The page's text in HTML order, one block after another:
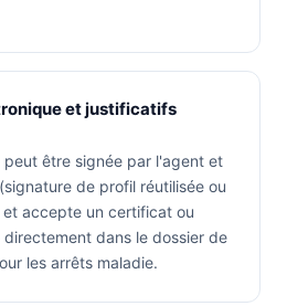
et justificatifs
peut être signée par l'agent et
de profil réutilisée ou
accepte un certificat ou
dans le dossier de
les arrêts maladie.